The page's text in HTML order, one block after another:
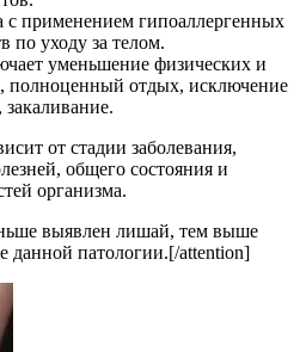
с применением гипоаллергенных
по уходу за телом.
уменьшение физических и
полноценный отдых, исключение
от стадии заболевания,
общего состояния и
организма.
выявлен лишай, тем выше
данной патологии.[/attention]